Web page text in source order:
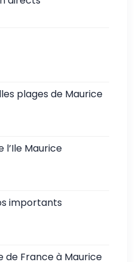
plages de Maurice
l’Ile Maurice
importants
de France à Maurice